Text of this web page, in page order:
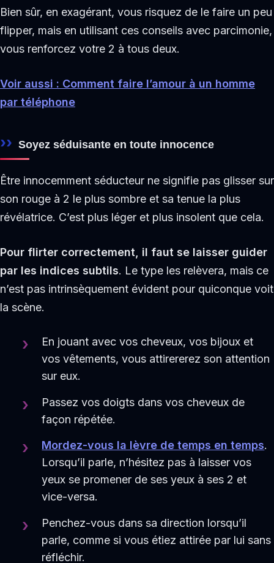
Bien sûr, en exagérant, vous risquez de le faire un peu
flipper, mais en utilisant ces conseils avec parcimonie,
vous renforcez votre 2 à tous deux.
Voir aussi : Comment faire l’amour à un homme
par téléphone
Soyez séduisante en toute innocence
Être innocemment séducteur ne signifie pas glisser sur
son rouge à 2 le plus sombre et sa tenue la plus
révélatrice. C’est plus léger et plus insolent que cela.
Pour flirter correctement, il faut se laisser guider
par les indices subtils. Le type les relèvera, mais ce
n’est pas intrinsèquement évident pour quiconque voit
la scène.
En jouant avec vos cheveux, vos bijoux et
vos vêtements, vous attirererez son attention
sur eux.
Passez vos doigts dans vos cheveux de
façon répétée.
Mordez-vous la lèvre de temps en temps.
Lorsqu’il parle, n’hésitez pas à laisser vos
yeux se promener de ses yeux à ses 2 et
vice-versa.
Penchez-vous dans sa direction lorsqu’il
parle, comme si vous étiez attirée par lui sans
réfléchir.